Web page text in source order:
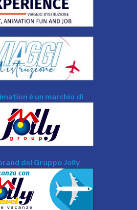
è un marchio di
del Gruppo Jolly